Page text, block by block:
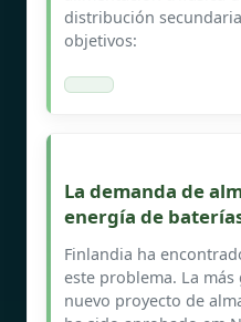
distribución
objetivos:
La demanda de
energía de
Finlandia ha
este problema. La
nuevo proyecto de